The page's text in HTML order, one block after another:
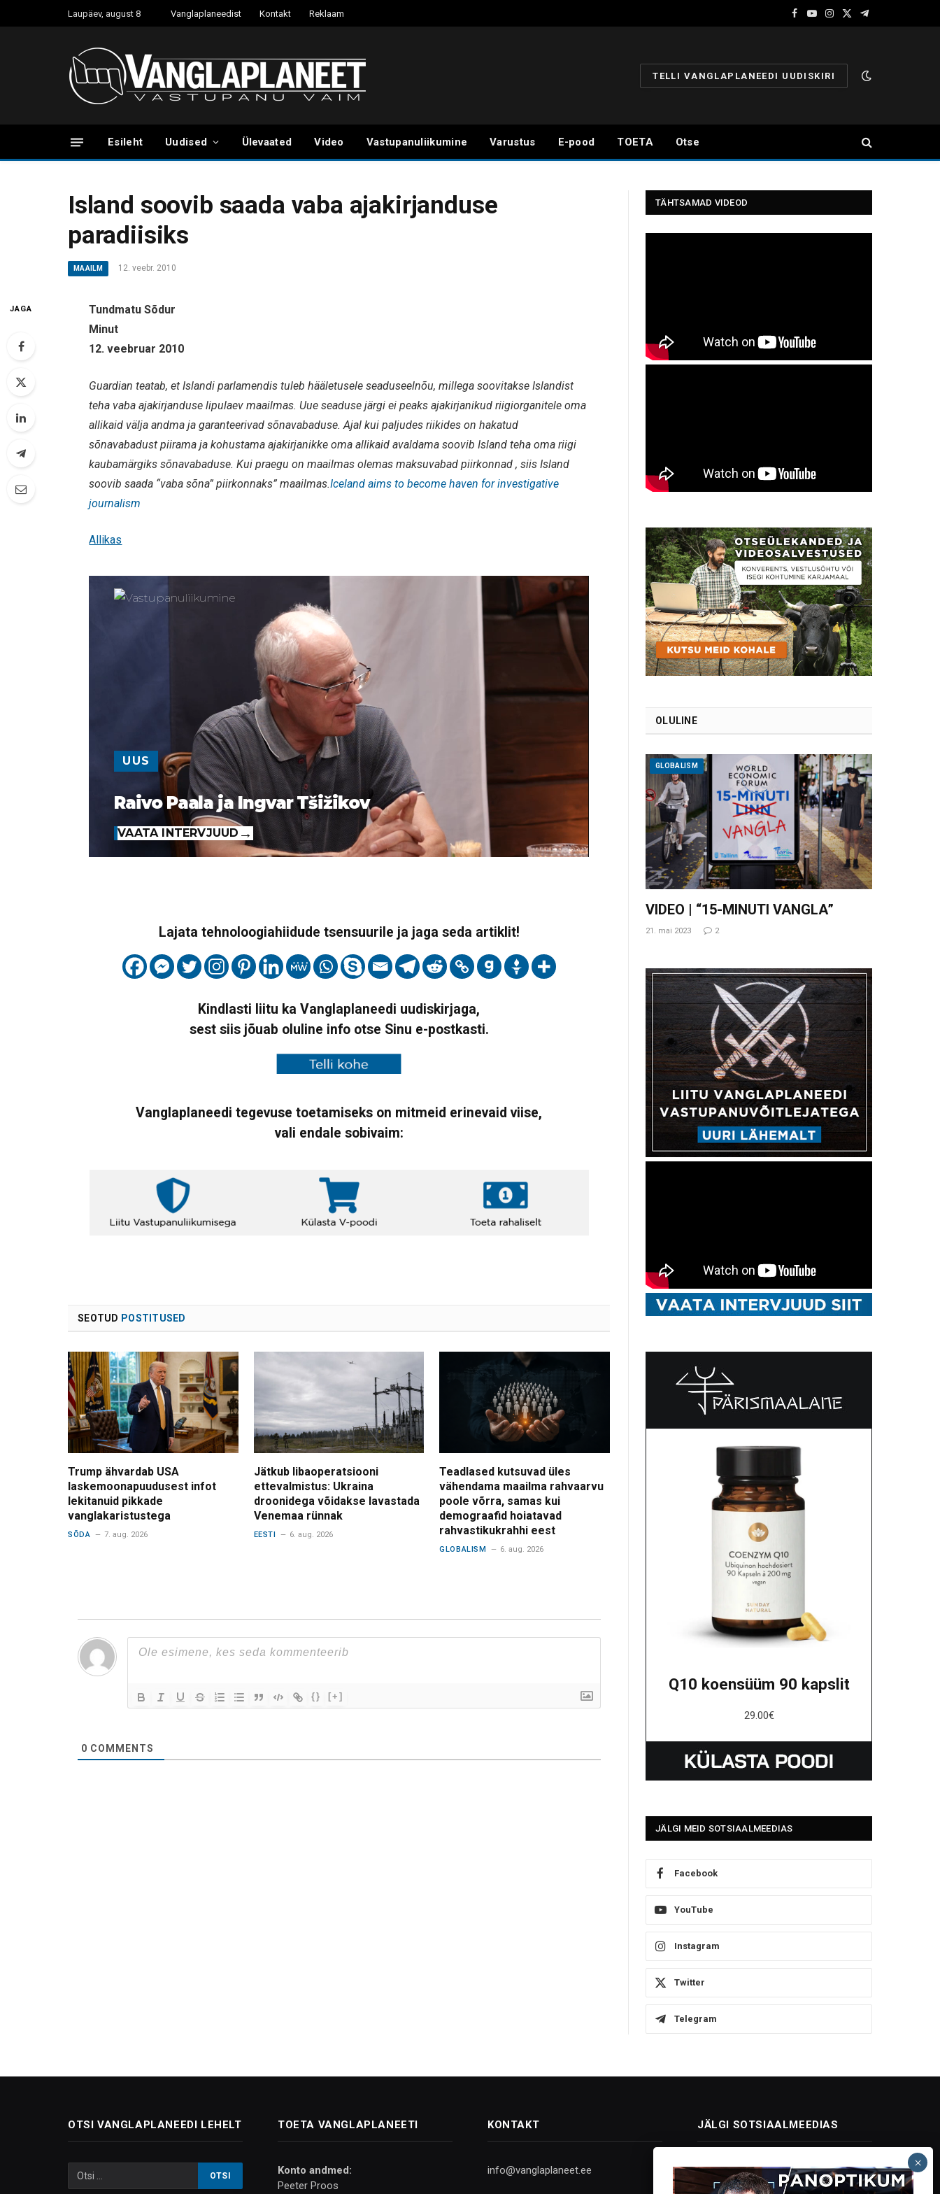
Laupäev, august 8 Vanglaplaneedist Kontakt Reklaam
Facebook
YouTube
Instagram
X
Telegram
TELLI VANGLAPLANEEDI UUDISKIRI
Esileht Uudised Ülevaated Video Vastupanuliikumine Varustus E-pood TOETA Otse
Island soovib saada vaba ajakirjanduse
paradiisiks
MAAILM 12. veebr. 2010
JAGA
Tundmatu Sõdur
Minut
12. veebruar 2010
Guardian teatab, et Islandi parlamendis tuleb hääletusele seaduseelnõu, millega soovitakse Islandist
teha vaba ajakirjanduse lipulaev maailmas. Uue seaduse järgi ei peaks ajakirjanikud riigiorganitele oma
allikaid välja andma ja garanteerivad sõnavabaduse. Ajal kui paljudes riikides on hakatud
sõnavabadust piirama ja kohustama ajakirjanikke oma allikaid avaldama soovib Island teha oma riigi
kaubamärgiks sõnavabaduse. Kui praegu on maailmas olemas maksuvabad piirkonnad , siis Island
soovib saada “vaba sõna” piirkonnaks” maailmas.Iceland aims to become haven for investigative
journalism
Allikas
UUS
Raivo Paala ja Ingvar Tšižikov
VAATA INTERVJUUD
Lajata tehnoloogiahiidude tsensuurile ja jaga seda artiklit!
Kindlasti liitu ka Vanglaplaneedi uudiskirjaga,
sest siis jõuab oluline info otse Sinu e-postkasti.
Vanglaplaneedi tegevuse toetamiseks on mitmeid erinevaid viise,
vali endale sobivaim:
SEOTUD POSTITUSED
Trump ähvardab USA
laskemoonapuudusest infot
lekitanuid pikkade
vanglakaristustega
SÕDA 7. aug. 2026
Jätkub libaoperatsiooni
ettevalmistus: Ukraina
droonidega võidakse lavastada
Venemaa rünnak
EESTI 6. aug. 2026
Teadlased kutsuvad üles
vähendama maailma rahvaarvu
poole võrra, samas kui
demograafid hoiatavad
rahvastikukrahhi eest
GLOBALISM 6. aug. 2026
{} [+]
0 COMMENTS
TÄHTSAMAD VIDEOD
OLULINE
GLOBALISM
VIDEO | “15-MINUTI VANGLA”
21. mai 2023 2
Q10 koensüüm 90 kapslit
29.00€
JÄLGI MEID SOTSIAALMEEDIAS
Facebook
YouTube
Instagram
Twitter
Telegram
OTSI VANGLAPLANEEDI LEHELT TOETA VANGLAPLANEETI
Konto andmed:
Peeter Proos
KONTAKT
info@vanglaplaneet.ee
JÄLGI SOTSIAALMEEDIAS
Facebook
X
InstagramYouTubeTelegram